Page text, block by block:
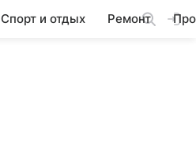
Спорт и отдых Ремонт